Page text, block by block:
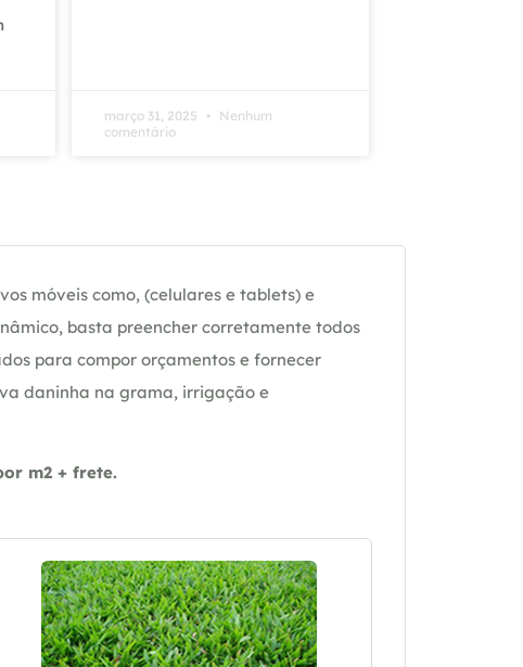
março 31, 2025
Nenhum
comentário
móveis como, (celulares e tablets) e
basta preencher corretamente todos
para compor orçamentos e fornecer
daninha na grama, irrigação e
m2 + frete.